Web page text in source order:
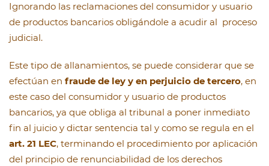
Ignorando las reclamaciones del consumidor y usuario
de productos bancarios obligándole a acudir al proceso
judicial.
Este tipo de allanamientos, se puede considerar que se
efectúan en fraude de ley y en perjuicio de tercero, en
este caso del consumidor y usuario de productos
bancarios, ya que obliga al tribunal a poner inmediato
fin al juicio y dictar sentencia tal y como se regula en el
art. 21 LEC, terminando el procedimiento por aplicación
del principio de renunciabilidad de los derechos